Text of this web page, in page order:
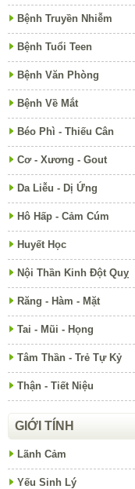
Bệnh Truyền Nhiễm
Bệnh Tuổi Teen
Bệnh Văn Phòng
Bệnh Về Mắt
Béo Phì - Thiếu Cân
Cơ - Xương - Gout
Da Liễu - Dị Ứng
Hô Hấp - Cảm Cúm
Huyết Học
Nội Thần Kinh Đột Quỵ
Răng - Hàm - Mặt
Tai - Mũi - Họng
Tâm Thần - Trẻ Tự Kỷ
Thận - Tiết Niệu
GIỚI TÍNH
Lãnh Cảm
Yếu Sinh Lý